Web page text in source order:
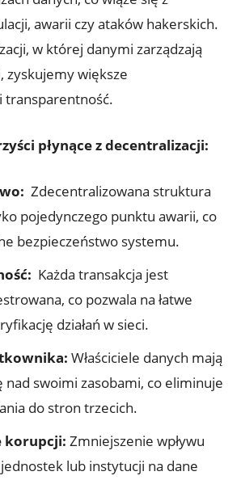
awarii czy ⁣ataków hakerskich.
w której danymi ⁣zarządzają
zyskujemy ​większe
transparentność.
płynące ⁢z decentralizacji:
‍ Zdecentralizowana struktura
pojedynczego punktu awarii, co
bezpieczeństwo ‌systemu.
⁢ Każda transakcja jest
co pozwala‌ na ⁣łatwe
działań ‌w⁣ sieci.
⁤Właściciele danych mają
nad swoimi zasobami, co‍ eliminuje
do ‍stron ⁤trzecich.
korupcji: Zmniejszenie wpływu
lub instytucji na‌ dane